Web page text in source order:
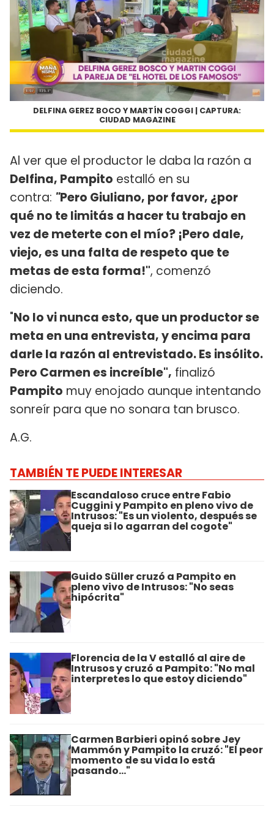
DELFINA GEREZ BOCO Y MARTÍN COGGI | CAPTURA:
CIUDAD MAGAZINE
Al ver que el productor le daba la razón a
Delfina, Pampito estalló en su
contra: "Pero Giuliano, por favor, ¿por
qué no te limitás a hacer tu trabajo en
vez de meterte con el mío? ¡Pero dale,
viejo, es una falta de respeto que te
metas de esta forma!", comenzó
diciendo.
"No lo vi nunca esto, que un productor se
meta en una entrevista, y encima para
darle la razón al entrevistado. Es insólito.
Pero Carmen es increíble", finalizó
Pampito muy enojado aunque intentando
sonreír para que no sonara tan brusco.
A.G.
TAMBIÉN TE PUEDE INTERESAR
Escandaloso cruce entre Fabio
Cuggini y Pampito en pleno vivo de
Intrusos: "Es un violento, después se
queja si lo agarran del cogote"
Guido Süller cruzó a Pampito en
pleno vivo de Intrusos: "No seas
hipócrita"
Florencia de la V estalló al aire de
Intrusos y cruzó a Pampito: "No mal
interpretes lo que estoy diciendo"
Carmen Barbieri opinó sobre Jey
Mammón y Pampito la cruzó: "El peor
momento de su vida lo está
pasando..."